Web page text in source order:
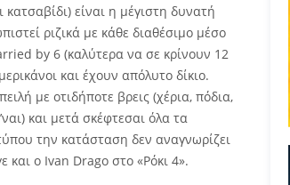
είναι η μέγιστη δυνατή
ριζικά με κάθε διαθέσιμο μέσο
by 6 (καλύτερα να σε κρίνουν 12
και έχουν απόλυτο δίκιο.
με οτιδήποτε βρεις (χέρια, πόδια,
και μετά σκέφτεσαι όλα τα
την κατάσταση δεν αναγνωρίζει
ο Ivan Drago στο «Ρόκι 4».